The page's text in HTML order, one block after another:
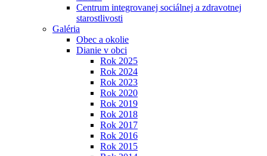
Centrum integrovanej sociálnej a zdravotnej
starostlivosti
Galéria
Obec a okolie
Dianie v obci
Rok 2025
Rok 2024
Rok 2023
Rok 2020
Rok 2019
Rok 2018
Rok 2017
Rok 2016
Rok 2015